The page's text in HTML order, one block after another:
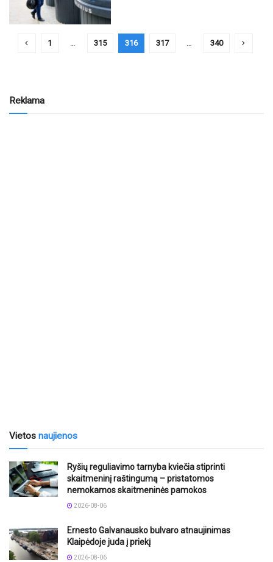
1 … 315 316 317 … 340
Reklama
Vietos naujienos
Ryšių reguliavimo tarnyba kviečia stiprinti
skaitmeninį raštingumą – pristatomos
nemokamos skaitmeninės pamokos
2026-08-06
Ernesto Galvanausko bulvaro atnaujinimas
Klaipėdoje juda į priekį
2026-08-06